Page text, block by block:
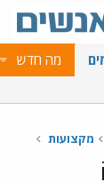
מה חדש
מקצועות